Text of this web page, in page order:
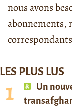
nous avons
abonnements,
LES PLUS LUS
Un